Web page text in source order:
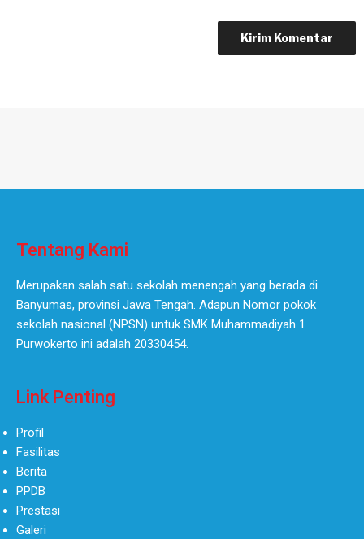
Tentang Kami
Merupakan salah satu sekolah menengah yang berada di
Banyumas, provinsi Jawa Tengah. Adapun Nomor pokok
sekolah nasional (NPSN) untuk SMK Muhammadiyah 1
Purwokerto ini adalah 20330454.
Link Penting
Profil
Fasilitas
Berita
PPDB
Prestasi
Galeri